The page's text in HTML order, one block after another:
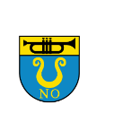
Inhalt
springen